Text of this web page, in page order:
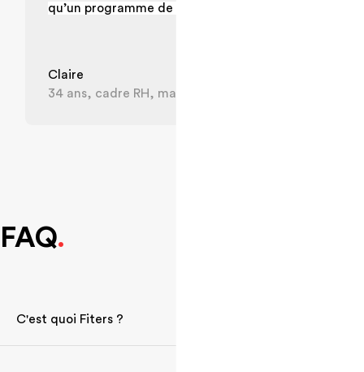
qu’un programme de sport.”
Claire
34 ans, cadre RH, maman
FAQ.
C'est quoi Fiters ?